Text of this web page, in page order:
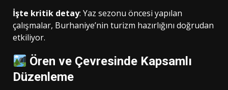
İşte kritik detay: Yaz sezonu öncesi yapılan
çalışmalar, Burhaniye’nin turizm hazırlığını doğrudan
etkiliyor.
Ören ve Çevresinde Kapsamlı
Düzenleme